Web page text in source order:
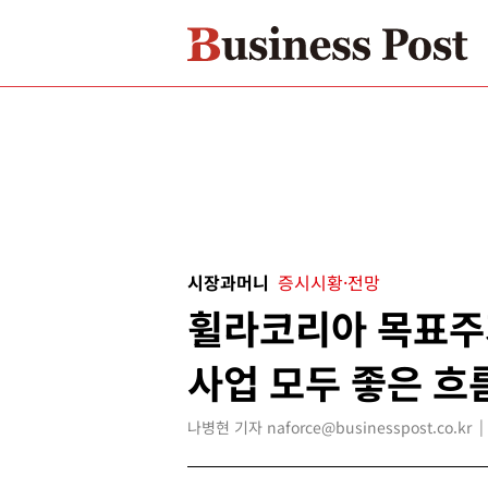
시장과머니 증시시황·전망
휠라코리아 목표
사업 모두 좋은 흐
나병현 기자 naforce@businesspost.co.kr